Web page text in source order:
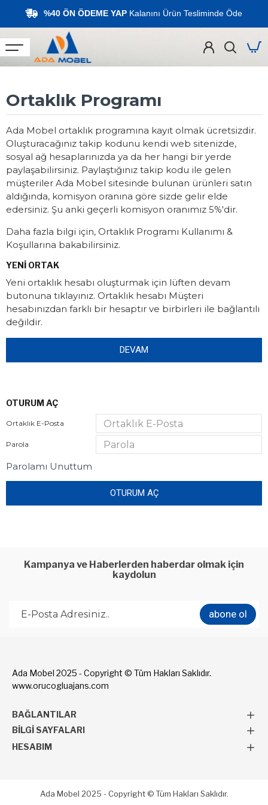
%40 ÖN ÖDEME YAP Kalanını Ürün Tesliminde Öde
Ortaklık Programı
Ada Mobel ortaklık programına kayıt olmak ücretsizdir.
Oluşturacağınız takip kodunu kendi web sitenizde,
sosyal ağ hesaplarınızda ya da her hangi bir yerde
paylaşabilirsiniz. Paylaştığınız takip kodu ile gelen
müşteriler Ada Mobel sitesinde bulunan ürünleri satın
aldığında, komisyon oranına göre sizde gelir elde
edersiniz. Şu anki geçerli komisyon oranımız 5%'dir.
Daha fazla bilgi için, Ortaklık Programı Kullanımı &
Koşullarına bakabilirsiniz.
YENI ORTAK
Yeni ortaklık hesabı oluşturmak için lüften devam
butonuna tıklayınız. Ortaklık hesabı Müşteri
hesabınızdan farklı bir hesaptır ve birbirleri ile bağlantılı
değildir.
DEVAM
OTURUM AÇ
Ortaklık E-Posta
Parola
Parolamı Unuttum
OTURUM AÇ
Kampanya ve Haberlerden haberdar olmak için
kaydolun
abone ol
Ada Mobel 2025 - Copyright © Tüm Hakları Saklıdır.
www.orucogluajans.com
BAĞLANTILAR
BILGI SAYFALARI
HESABIM
Ada Mobel 2025 - Copyright © Tüm Hakları Saklıdır.